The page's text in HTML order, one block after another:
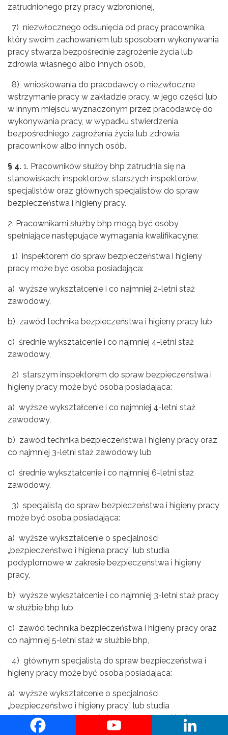
zatrudnionego przy pracy wzbronionej,
7) niezwłocznego odsunięcia od pracy pracownika,
który swoim zachowaniem lub sposobem wykonywania
pracy stwarza bezpośrednie zagrożenie życia lub
zdrowia własnego albo innych osób,
8) wnioskowania do pracodawcy o niezwłoczne
wstrzymanie pracy w zakładzie pracy, w jego części lub
w innym miejscu wyznaczonym przez pracodawcę do
wykonywania pracy, w wypadku stwierdzenia
bezpośredniego zagrożenia życia lub zdrowia
pracowników albo innych osób.
§ 4. 1. Pracowników służby bhp zatrudnia się na
stanowiskach: inspektorów, starszych inspektorów,
specjalistów oraz głównych specjalistów do spraw
bezpieczeństwa i higieny pracy.
2. Pracownikami służby bhp mogą być osoby
spełniające następujące wymagania kwalifikacyjne:
1) inspektorem do spraw bezpieczeństwa i higieny
pracy może być osoba posiadająca:
a) wyższe wykształcenie i co najmniej 2-letni staż
zawodowy,
b) zawód technika bezpieczeństwa i higieny pracy lub
c) średnie wykształcenie i co najmniej 4-letni staż
zawodowy,
2) starszym inspektorem do spraw bezpieczeństwa i
higieny pracy może być osoba posiadająca:
a) wyższe wykształcenie i co najmniej 4-letni staż
zawodowy,
b) zawód technika bezpieczeństwa i higieny pracy oraz
co najmniej 3-letni staż zawodowy lub
c) średnie wykształcenie i co najmniej 6-letni staż
zawodowy,
3) specjalistą do spraw bezpieczeństwa i higieny pracy
może być osoba posiadająca:
a) wyższe wykształcenie o specjalności
„bezpieczeństwo i higiena pracy” lub studia
podyplomowe w zakresie bezpieczeństwa i higieny
pracy,
b) wyższe wykształcenie i co najmniej 3-letni staż pracy
w służbie bhp lub
c) zawód technika bezpieczeństwa i higieny pracy oraz
co najmniej 5-letni staż w służbie bhp,
4) głównym specjalistą do spraw bezpieczeństwa i
higieny pracy może być osoba posiadająca:
a) wyższe wykształcenie o specjalności
„bezpieczeństwo i higieny pracy” lub studia
podyplomowe w zakresie bezpieczeństwa i higieny
pracy oraz co najmniej 2-letni staż pracy w służbie bhp